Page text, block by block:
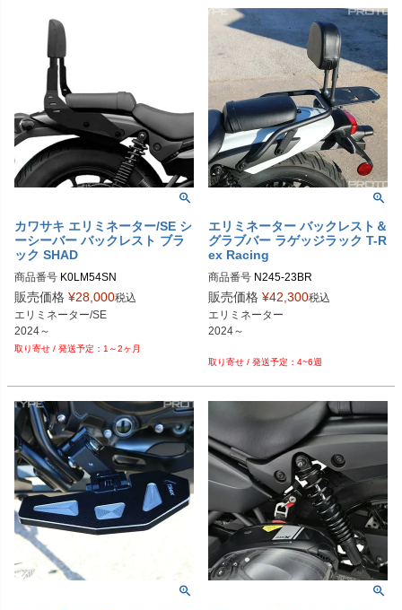
カワサキ エリミネーター/SE シ
ーシーバー バックレスト ブラ
ック SHAD
商品番号 K0LM54SN
販売価格 ¥28,000税込
エリミネーター/SE
2024～
1～2ヶ月
エリミネーター バックレスト＆
グラブバー ラゲッジラック T-R
ex Racing
商品番号 N245-23BR
販売価格 ¥42,300税込
エリミネーター
2024～
4~6週